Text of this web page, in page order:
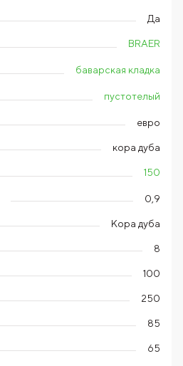
Да
BRAER
баварская кладка
пустотелый
евро
кора дуба
150
0,9
Кора дуба
8
100
250
85
65